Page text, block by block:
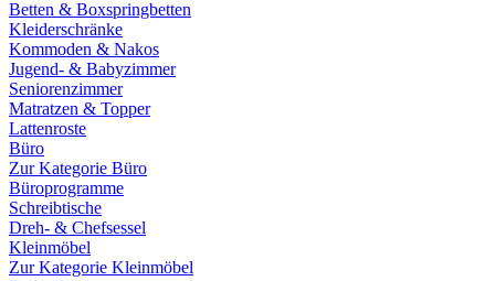
Betten & Boxspringbetten
Kleiderschränke
Kommoden & Nakos
Jugend- & Babyzimmer
Seniorenzimmer
Matratzen & Topper
Lattenroste
Büro
Zur Kategorie Büro
Büroprogramme
Schreibtische
Dreh- & Chefsessel
Kleinmöbel
Zur Kategorie Kleinmöbel